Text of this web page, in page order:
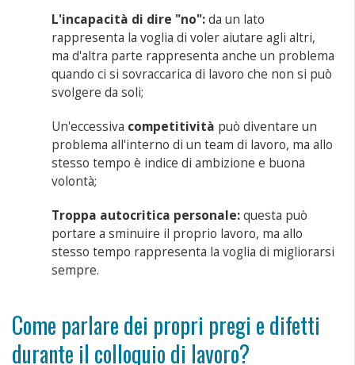
L'incapacità di dire "no":da un lato
rappresenta la voglia di voler aiutare agli altri,
ma d'altra parte rappresenta anche un problema
quando ci si sovraccarica di lavoro che non si può
svolgere da soli;
Un'eccessiva competitività può diventare un
problema all'interno di un team di lavoro, ma allo
stesso tempo è indice di ambizione e buona
volontà;
Troppa autocritica personale:questa può
portare a sminuire il proprio lavoro, ma allo
stesso tempo rappresenta la voglia di migliorarsi
sempre.
Come parlare dei propri pregi e difetti
durante il colloquio di lavoro?